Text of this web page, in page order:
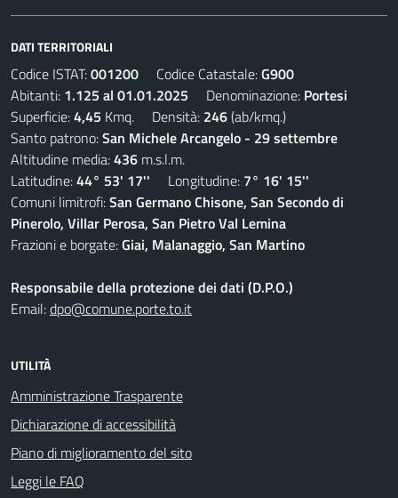
DATI TERRITORIALI
Codice ISTAT:001200 Codice Catastale:G900
Abitanti: 1.125 al 01.01.2025 Denominazione: Portesi
Superficie:4,45 Kmq. Densità: 246(ab/kmq.)
Santo patrono:San Michele Arcangelo - 29 settembre
Altitudine media:436 m.s.l.m.
Latitudine:44° 53' 17'' Longitudine: 7° 16' 15''
Comuni limitrofi:San Germano Chisone, San Secondo di
Pinerolo, Villar Perosa, San Pietro Val Lemina
Frazioni e borgate:Giai, Malanaggio, San Martino
Responsabile della protezione dei dati (D.P.O.)
Email:dpo@comune.porte.to.it
UTILITÀ
Amministrazione Trasparente
Dichiarazione di accessibilità
Piano di miglioramento del sito
Leggi le FAQ